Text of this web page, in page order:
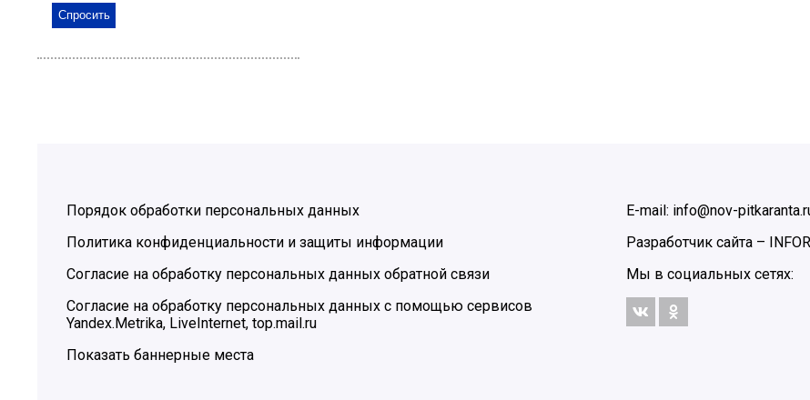
Порядок обработки персональных данных
Политика конфиденциальности и защиты информации
Согласие на обработку персональных данных обратной связи
Согласие на обработку персональных данных с помощью сервисов
Yandex.Metrika, LiveInternet, top.mail.ru
Показать баннерные места
E-mail: info@nov-
Разработчик сайта –
Мы в социальных сетях: